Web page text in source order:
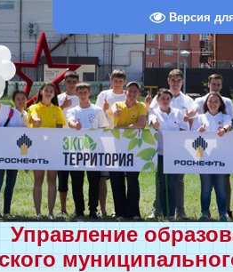
Версия
Управление